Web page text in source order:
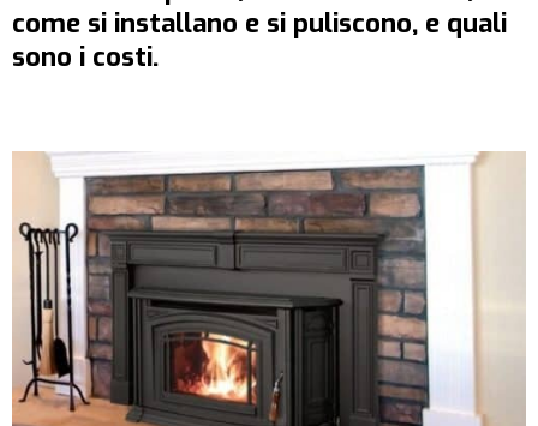
come si installano e si puliscono, e quali
sono i costi.